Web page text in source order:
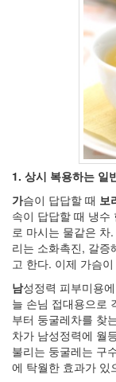
1. 상시 복용하는 일
가슴이 답답할 때 보
속이 답답할 때 냉수
로 마시는 물같은 차
리는 소화촉진, 갈증
고 한다. 이제 가슴
남성정력 피부미용
늘 손님 접대용으로
부터 둥굴레차를 찾
차가 남성정력에 월
불리는 둥굴레는 구
에 탁월한 효과가 있
일
드
라
마
우
을
도
발
껌
김
지